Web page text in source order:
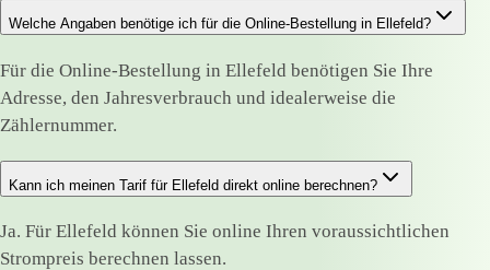
Welche Angaben benötige ich für die Online-Bestellung in Ellefeld?
Für die Online-Bestellung in Ellefeld benötigen Sie Ihre
Adresse, den Jahresverbrauch und idealerweise die
Zählernummer.
Kann ich meinen Tarif für Ellefeld direkt online berechnen?
Ja. Für Ellefeld können Sie online Ihren voraussichtlichen
Strompreis berechnen lassen.